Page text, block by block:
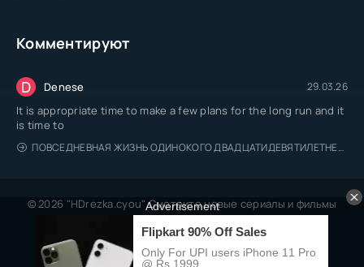
Комментируют
D Denese 29.03.26
It is appropriate time to make a few plans for the long run and it
is time to
ПОВСЕДНЕВНАЯ ЖИЗНЬ ОДИНОКОГО ДВАДЦАТИДЕВЯТИЛЕТНЕГО АВАНТЮРИСТА
© 2026 "HDrezka.cyou" Смотрите новые сериалы и фильмы
Все права защищены, берегитесь пиратов.
Правообладателям